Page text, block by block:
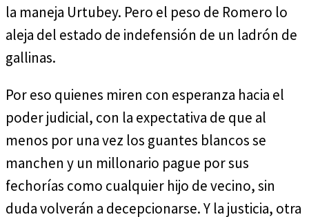
la maneja Urtubey. Pero el peso de Romero lo
aleja del estado de indefensión de un ladrón de
gallinas.
Por eso quienes miren con esperanza hacia el
poder judicial, con la expectativa de que al
menos por una vez los guantes blancos se
manchen y un millonario pague por sus
fechorías como cualquier hijo de vecino, sin
duda volverán a decepcionarse. Y la justicia, otra